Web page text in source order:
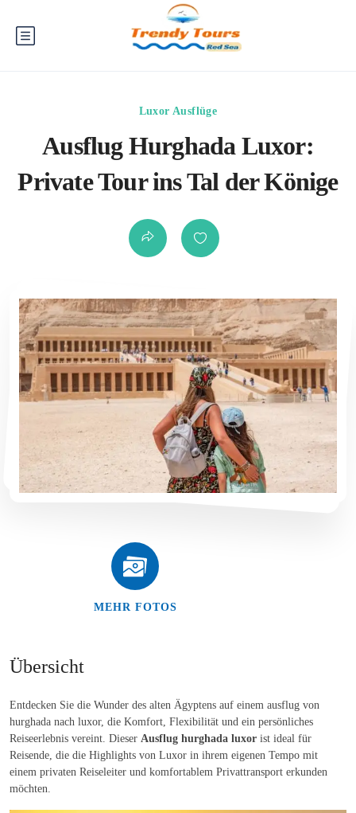
Ausflug Hurghada Luxor:
Private Tour ins Tal der Könige
Luxor Ausflüge
MEHR FOTOS
Übersicht
Entdecken Sie die Wunder des alten Ägyptens auf einem ausflug von
hurghada nach luxor, die Komfort, Flexibilität und ein persönliches
Reiseerlebnis vereint. Dieser Ausflug hurghada luxor ist ideal für
Reisende, die die Highlights von Luxor in ihrem eigenen Tempo mit
einem privaten Reiseleiter und komfortablem Privattransport erkunden
möchten.